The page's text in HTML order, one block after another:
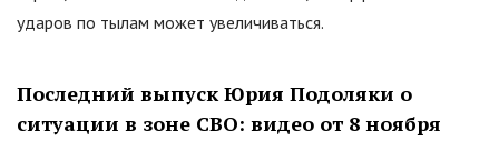
ударов по тылам может увеличиваться.
Последний выпуск Юрия Подоляки о
ситуации в зоне СВО: видео от 8 ноября